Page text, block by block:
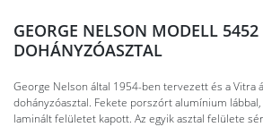
GEORGE NELSON MODELL 5452
DOHÁNYZÓASZTAL
George Nelson által 1954-ben tervezett és a Vitra
dohányzóasztal. Fekete porszórt alumínium
laminált felületet kapott. Az egyik asztal felülete